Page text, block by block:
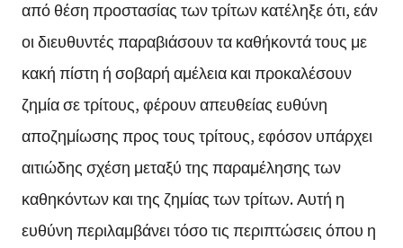
από θέση προστασίας των τρίτων κατέληξε ότι, εάν
οι διευθυντές παραβιάσουν τα καθήκοντά τους με
κακή πίστη ή σοβαρή αμέλεια και προκαλέσουν
ζημία σε τρίτους, φέρουν απευθείας ευθύνη
αποζημίωσης προς τους τρίτους, εφόσον υπάρχει
αιτιώδης σχέση μεταξύ της παραμέλησης των
καθηκόντων και της ζημίας των τρίτων. Αυτή η
ευθύνη περιλαμβάνει τόσο τις περιπτώσεις όπου η